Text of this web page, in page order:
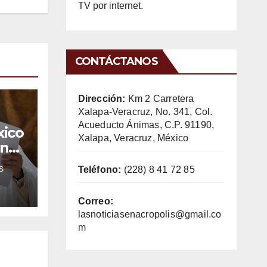
TV por internet.
CONTÁCTANOS
Dirección: Km 2 Carretera
Xalapa-Veracruz, No. 341, Col.
Acueducto Ánimas, C.P. 91190,
Xalapa, Veracruz, México
Teléfono: (228) 8 41 72 85
Correo:
lasnoticiasenacropolis@gmail.co
m